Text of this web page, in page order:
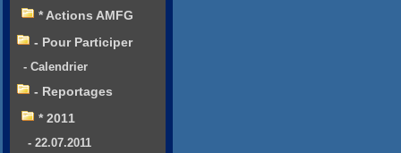
* Actions AMFG
- Pour Participer
- Calendrier
- Reportages
* 2011
- 22.07.2011